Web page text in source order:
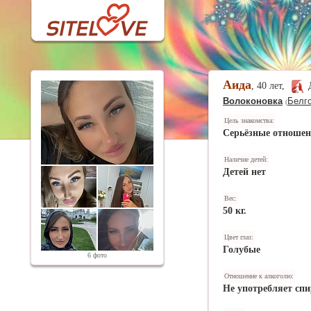
6 фото
Аида, 40 лет,
Волоконовка (
Цель знакомства:
Серьёзные
Наличие детей:
Детей нет
Вес:
50 кг.
Цвет глаз:
Голубые
Отношение к алкоголю:
Не употребляет